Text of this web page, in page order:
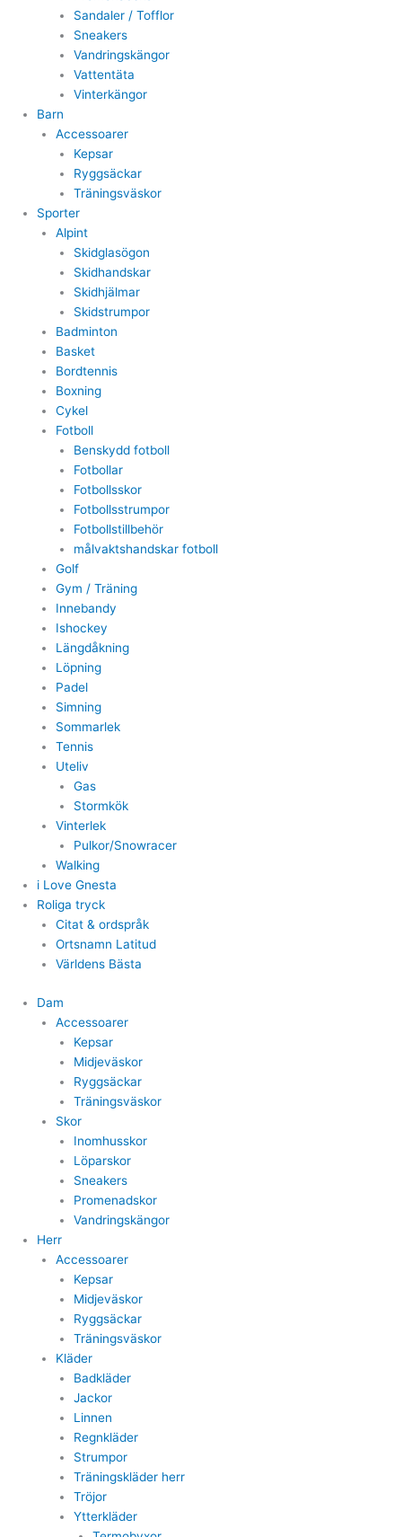
Sandaler / Tofflor
Sneakers
Vandringskängor
Vattentäta
Vinterkängor
Barn
Accessoarer
Kepsar
Ryggsäckar
Träningsväskor
Sporter
Alpint
Skidglasögon
Skidhandskar
Skidhjälmar
Skidstrumpor
Badminton
Basket
Bordtennis
Boxning
Cykel
Fotboll
Benskydd fotboll
Fotbollar
Fotbollsskor
Fotbollsstrumpor
Fotbollstillbehör
målvaktshandskar fotboll
Golf
Gym / Träning
Innebandy
Ishockey
Längdåkning
Löpning
Padel
Simning
Sommarlek
Tennis
Uteliv
Gas
Stormkök
Vinterlek
Pulkor/Snowracer
Walking
i Love Gnesta
Roliga tryck
Citat & ordspråk
Ortsnamn Latitud
Världens Bästa
Dam
Accessoarer
Kepsar
Midjeväskor
Ryggsäckar
Träningsväskor
Skor
Inomhusskor
Löparskor
Sneakers
Promenadskor
Vandringskängor
Herr
Accessoarer
Kepsar
Midjeväskor
Ryggsäckar
Träningsväskor
Kläder
Badkläder
Jackor
Linnen
Regnkläder
Strumpor
Träningskläder herr
Tröjor
Ytterkläder